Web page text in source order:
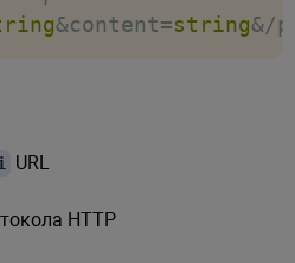
&content=string&/
URL
HTTP